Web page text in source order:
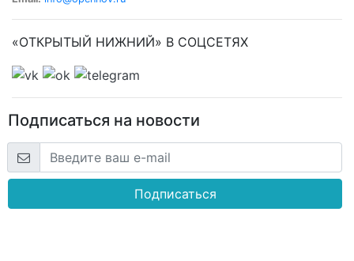
«ОТКРЫТЫЙ НИЖНИЙ» В СОЦСЕТЯХ
Подписаться на новости
Подписаться